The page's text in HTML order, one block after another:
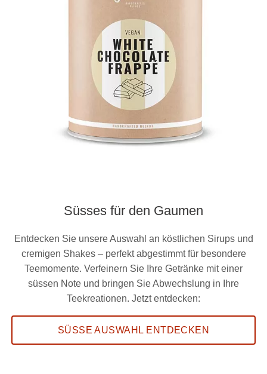
Süsses für den Gaumen
Entdecken Sie unsere Auswahl an köstlichen Sirups und
cremigen Shakes – perfekt abgestimmt für besondere
Teemomente. Verfeinern Sie Ihre Getränke mit einer
süssen Note und bringen Sie Abwechslung in Ihre
Teekreationen. Jetzt entdecken:
SÜSSE AUSWAHL ENTDECKEN